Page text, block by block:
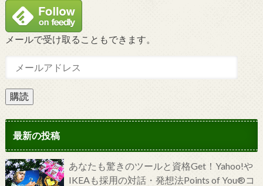
メールで受け取ることもできます。
購読
最新の投稿
あなたも驚きのツールと資格Get！Yahoo!や
IKEAも採用の対話・発想法Points of You®コ